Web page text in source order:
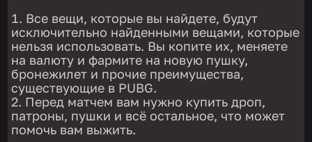
Все вещи, которые вы найдете, будут
исключительно найденными вещами, которые
нельзя использовать. Вы копите их, меняете
на валюту и фармите на новую пушку,
бронежилет и прочие преимущества,
существующие в PUBG.
Перед матчем вам нужно купить дроп,
патроны, пушки и всё остальное, что может
помочь вам выжить.